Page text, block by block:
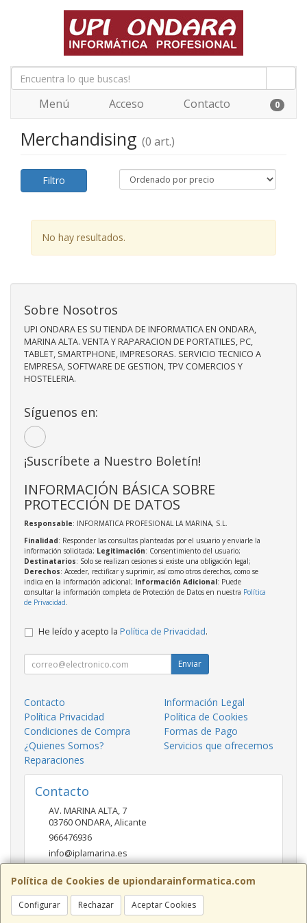
Menú Acceso Contacto 0
Merchandising (0 art.)
Filtro
No hay resultados.
Política de Cookies de upiondarainformatica.com
Configurar Rechazar Aceptar Cookies
Sobre Nosotros
UPI ONDARA ES SU TIENDA DE INFORMATICA EN ONDARA,
MARINA ALTA. VENTA Y RAPARACION DE PORTATILES, PC,
TABLET, SMARTPHONE, IMPRESORAS. SERVICIO TECNICO A
EMPRESA, SOFTWARE DE GESTION, TPV COMERCIOS Y
HOSTELERIA.
Síguenos en:
¡Suscríbete a Nuestro Boletín!
INFORMACIÓN BÁSICA SOBRE
PROTECCIÓN DE DATOS
Responsable: INFORMATICA PROFESIONAL LA MARINA, S.L.
Finalidad: Responder las consultas planteadas por el usuario y enviarle la
información solicitada; Legitimación: Consentimiento del usuario;
Destinatarios: Solo se realizan cesiones si existe una obligación legal;
Derechos: Acceder, rectificar y suprimir, así como otros derechos, como se
indica en la información adicional; Información Adicional: Puede
consultar la información completa de Protección de Datos en nuestra Política
de Privacidad.
He leído y acepto la Política de Privacidad.
Enviar
Contacto
Información Legal
Política Privacidad
Política de Cookies
Condiciones de Compra
Formas de Pago
¿Quienes Somos?
Servicios que ofrecemos
Reparaciones
Contacto
AV. MARINA ALTA, 7
03760 ONDARA,Alicante
966476936
info@iplamarina.es
Horario
LUNES - VIERNES 9:30h-14:00h 16:30h-20:30h SÁBADOS